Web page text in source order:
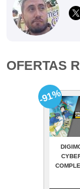
OFERTAS
-91%